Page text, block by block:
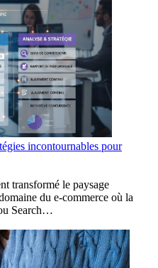
incontournables pour
transformé le paysage
du e-commerce où la
Search…